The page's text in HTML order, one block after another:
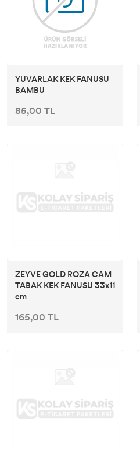
YUVARLAK KEK FANUSU
BAMBU
85,00 TL
ZEYVE GOLD ROZA CAM
TABAK KEK FANUSU 33x11
cm
165,00 TL